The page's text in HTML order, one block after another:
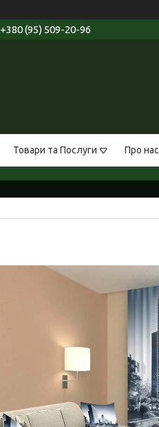
+380 (95) 509-20-96
Товари та Послуги Про нас